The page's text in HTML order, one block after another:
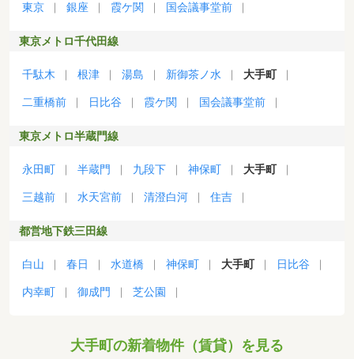
東京 銀座 霞ケ関 国会議事堂前
東京メトロ千代田線
千駄木 根津 湯島 新御茶ノ水 大手町
二重橋前 日比谷 霞ケ関 国会議事堂前
東京メトロ半蔵門線
永田町 半蔵門 九段下 神保町 大手町
三越前 水天宮前 清澄白河 住吉
都営地下鉄三田線
白山 春日 水道橋 神保町 大手町 日比谷
内幸町 御成門 芝公園
大手町の新着物件（賃貸）を見る